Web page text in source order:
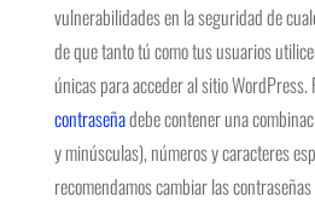
vulnerabilidades en la seguridad de
de que tanto tú como tus usuarios
únicas para acceder al sitio WordPress.
contraseñadebe contener una
y minúsculas), números y caracteres
recomendamos cambiar las